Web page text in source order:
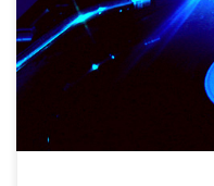
Amerykański zespół
którzy lubują się w muzyce